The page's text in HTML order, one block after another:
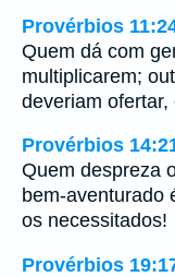
Provérbios
Quem dá com
multiplicarem;
deveriam
Provérbios
Quem despreza
bem-aventurado
os necessitados!
Provérbios